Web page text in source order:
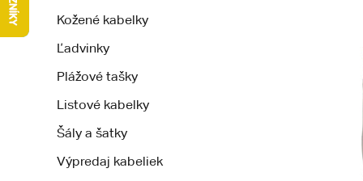
Kožené kabelky
Ľadvinky
Plážové tašky
Listové kabelky
Šály a šatky
Výpredaj kabeliek